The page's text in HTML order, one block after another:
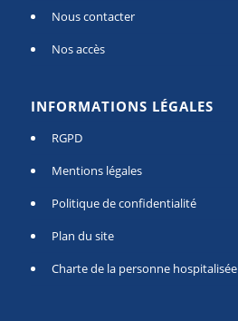
Nous contacter
Nos accès
INFORMATIONS LÉGALES
RGPD
Mentions légales
Politique de confidentialité
Plan du site
Charte de la personne hospitalisée